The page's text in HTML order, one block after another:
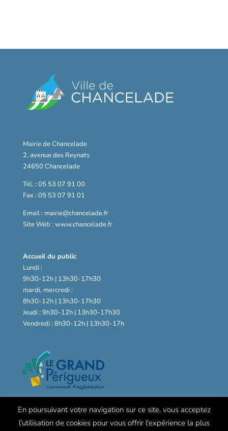
Mairie de Chancelade
2, avenue des Reynats
24650 Chancelade
Tél. : 05 53 07 91 00
Fax : 05 53 07 91 01
Email : mairie@chancelade.fr
Site Web : www.chancelade.fr
Accueil du public
Lundi :
9h30-12h | 13h30-17h30
mardi, mercredi :
8h30-12h | 13h30-17h30
Jeudi : 9h30-12h | 13h30-17h30
Vendredi : 8h30-12h | 13h30-17h
En poursuivant votre navigation sur ce site, vous acceptez
l’utilisation de cookies pour vous offrir l'expérience la plus